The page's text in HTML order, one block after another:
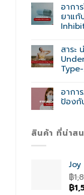
อากา
ยาแก้
สาระ
อากา
ป้องกั
สินค้า ที่น่าส
฿
฿